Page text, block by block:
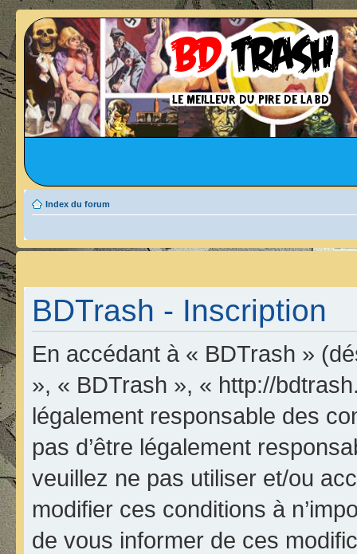
Index du forum
BDTrash - Inscription
En accédant à « BDTrash »
», « BDTrash », « http://
légalement responsable des
pas d’être légalement
veuillez ne pas utiliser et/ou
modifier ces conditions à
de vous informer de ces